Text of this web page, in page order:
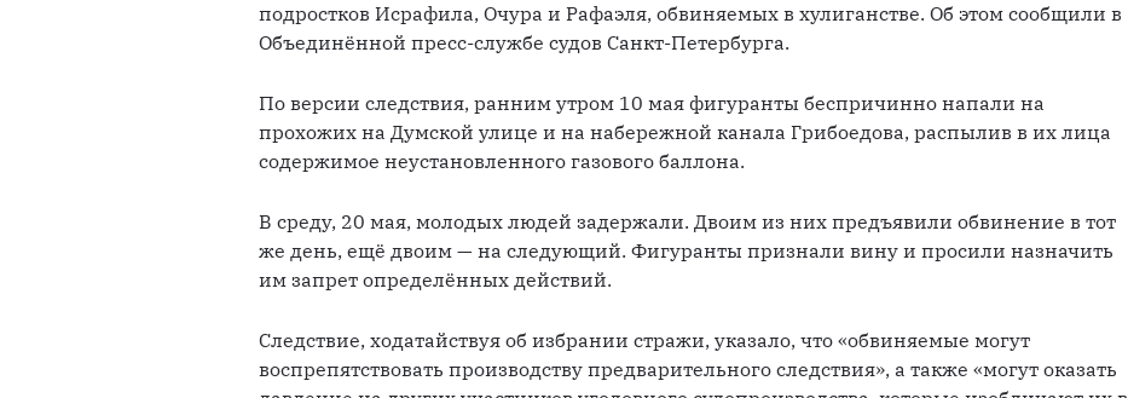
подростков Исрафила, Очура и Рафаэля, обвиняемых в хулиганстве. Об этом сообщили в
Объединённой пресс-службе судов Санкт-Петербурга.
По версии следствия, ранним утром 10 мая фигуранты беспричинно напали на
прохожих на Думской улице и на набережной канала Грибоедова, распылив в их лица
содержимое неустановленного газового баллона.
В среду, 20 мая, молодых людей задержали. Двоим из них предъявили обвинение в тот
же день, ещё двоим — на следующий. Фигуранты признали вину и просили назначить
им запрет определённых действий.
Следствие, ходатайствуя об избрании стражи, указало, что «обвиняемые могут
воспрепятствовать производству предварительного следствия», а также «могут оказать